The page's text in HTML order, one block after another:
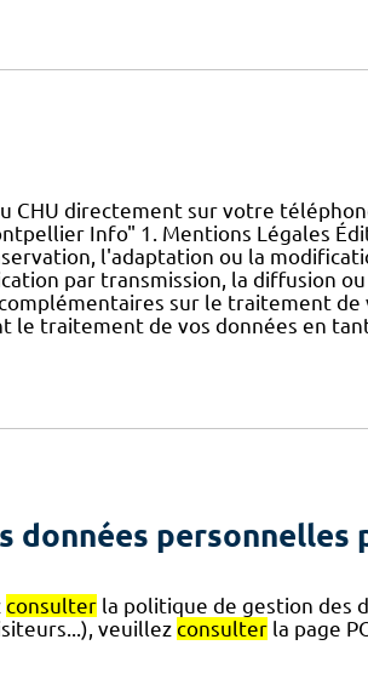
CHU directement sur votre
Info" 1. Mentions Légales
l'adaptation ou la
par transmission, la diffusion
sur le traitement de
le traitement de vos données en
données personnelles
consulterla politique de gestion des
veuillez consulterla page